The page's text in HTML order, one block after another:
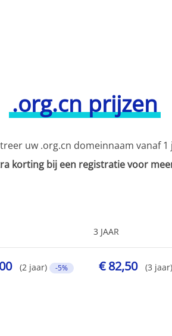
.org.cn prijzen
uw .org.cn domeinnaam vanaf 1
korting bij een registratie voor
3 JAAR
(2 jaar) -5% € 82,50 (3 jaar)